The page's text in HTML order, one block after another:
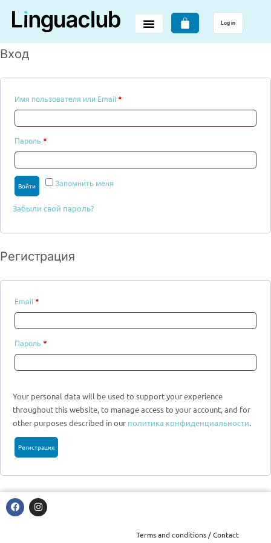
Log in
Вход
Имя пользователя или Email *
Пароль *
Запомнить меня
Войти
Забыли свой пароль?
Регистрация
Email *
Пароль *
Your personal data will be used to support your experience
throughout this website, to manage access to your account, and for
other purposes described in our политика конфиденциальности.
Регистрация
Terms and conditions / Contact